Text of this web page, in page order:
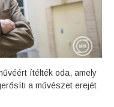
ítélték oda, amely
a művészet erejét